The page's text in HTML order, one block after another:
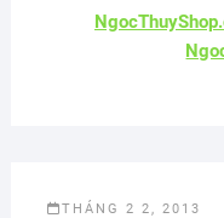
THÁNG 2 2, 2013